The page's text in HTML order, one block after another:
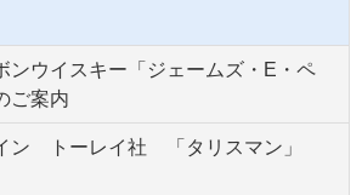
ンウイスキー「ジェームズ・E・ペ
ご案内
ン トーレイ社 「タリスマン」